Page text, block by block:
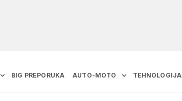
BIG PREPORUKA AUTO-MOTO TEHNOLOGIJA